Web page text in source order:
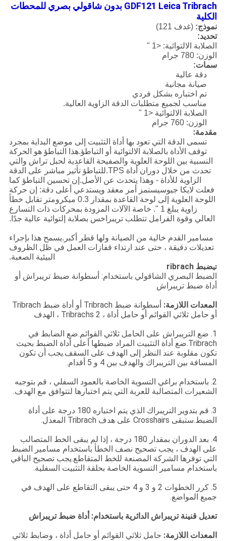
GDF121 Leica Tribrach بدون شاقولي بصري للمحطات
الكلية
نموذج: (غدف 121)
تحديد:
الصلابة الالتوائية: <1 "
الوزن: 780 جرام
سمات:
دقة عالية
صيانة مجانية
تم اختباره بشكل فردي
مناسب لجميع متطلبات الدقة الزاوية العالية.
الصلابة الالتوائية <1 "
الوزن: 760 جرام
مقدمة:
تسمى الدقة التي تعود بها أداة التثبيت إلى موضع البداية بمجرد
توقف الأداة بالصلابة الالتوائية أو التباطؤ.هذا التباطؤ هو الحركة
النسبية بين اللوحة العلوية والصفيحة القاعدية لحبل تراش والتي
تحدث من خلال دوران أداة TPS.للتباطؤ تأثير مباشر على الدقة
الزاوية للأداة - وهذا يتحدث عن الأصل.إن تحسين التباطؤ كما
فعلت لايكا جيوسيستمز أمر معقد ويستدعي أعلى دقة: إن حركة
اللوحة العلوية إلى لوحة القاعدة بمقدار 0.3 ميكرومتر تقابل خطأ
زاوية يبلغ 1 ". خاصة الآلات المزودة بمحركات ذات التسارع
العالي وقوة الفرامل تتطلب تريبراخس بصلابة إلتوائية عالية جدًا.
مسامير القدم خالية من الصيانة ولها قطر أكبر.يسمح هذا بإجراء
تعديلات دقيقة ، حتى عند ارتداء قفازات العمل في ظل الظروف
البيئية الصعبة.
تيضبط ribrach
الضبط البصري الشاقولي باستخدام: أسطوانة ضبط تريبراش أو
أداة ضبط تريبراش
المعدات اللازمة:
أسطوانة ضبط Tribrach أو أداة ضبط Tribrach
أو حامل ثلاثي القوائم أو حامل أداة ، 2 Tribrachs ، الهدف
1. ضع التريبراش على الحامل ثلاثي القوائم.ضع الضابط في
Tribrach.ضع أداة التثبيت المراد ضبطها أعلى أداة الضبط بحيث
تكون مقلوبة عند النظر إلى الهدف على السقف.يجب أن تكون
المسافة بين التريبراك والهدف بين 4 و 5 أقدام.
2. باستخدام براغي التسوية الخاصة بالعمود السفلي ، قم بتوجيه
الشعيرات المتصالبة للعربة التي يتم اختبارها لتتوافق مع الهدف.
3. قم بتدوير التريبراك الذي يتم اختباره 180 درجة على أداة
الضبط.ستبقى Crosshairs على هدف Tribrach المعدل.
4. بعد الدوران بمقدار 180 درجة ، إذا لم يبقى الخط المتصالب
على الهدف ، يجب تصحيح نصف الخطأ باستخدام مسامير الضبط
التي توفرها الشركة المصنعة للخط المتقاطع.يجب تصحيح الباقي
باستخدام مسامير التسوية الخاصة بحلقة التثبيت السفلية.
5. كرر الخطوات 2 و 3 و 4 حتى يبقى التقاطع على الهدف في
جميع المواضع.
تعديل قنينة تريبراش الدائرية باستخدام: أداة ضبط تريبراش
المعدات اللازمة: حامل ثلاثي القوائم أو حامل أداة ، وضابط ثلاثي